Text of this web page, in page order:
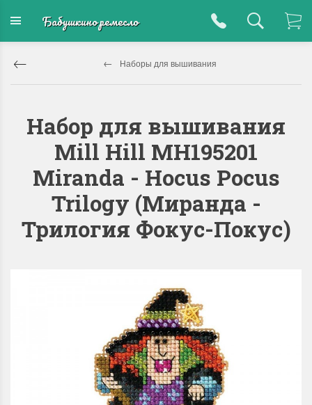
Бабушкино ремесло
Наборы для вышивания
Набор для вышивания
Mill Hill MH195201
Miranda - Hocus Pocus
Trilogy (Миранда -
Трилогия Фокус-Покус)